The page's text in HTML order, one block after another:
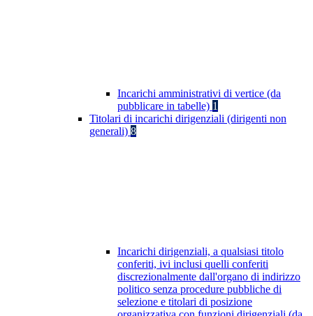
Incarichi amministrativi di vertice (da
pubblicare in tabelle) 1
Titolari di incarichi dirigenziali (dirigenti non
generali) 8
Incarichi dirigenziali, a qualsiasi titolo
conferiti, ivi inclusi quelli conferiti
discrezionalmente dall'organo di indirizzo
politico senza procedure pubbliche di
selezione e titolari di posizione